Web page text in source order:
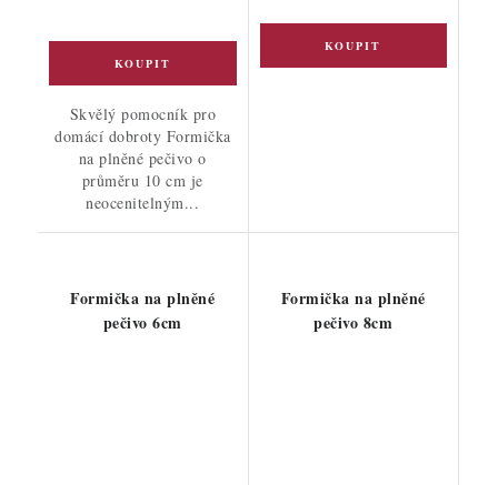
Skvělý pomocník pro
domácí dobroty Formička
na plněné pečivo o
průměru 10 cm je
neocenitelným...
Formička na plněné
pečivo 6cm
Formička na plněné
pečivo 8cm